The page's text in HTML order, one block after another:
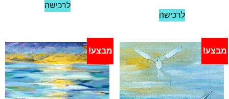
לרכישה
לרכישה
מבצע! מבצע!